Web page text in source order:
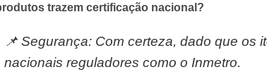
trazem certificação nacional?
📌 Segurança: Com certeza, dado que os
nacionais reguladores como o Inmetro.